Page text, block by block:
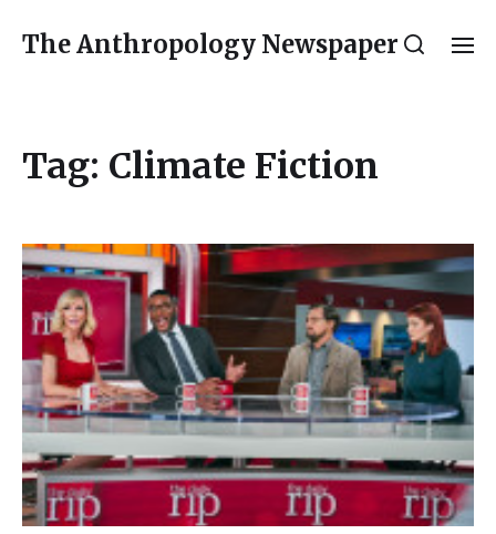
The Anthropology Newspaper
Tag: Climate Fiction